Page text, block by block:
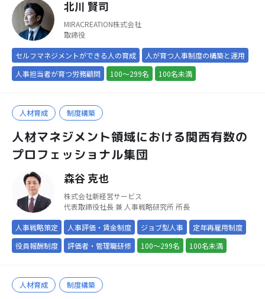
北川 賢司
MIRACREATION株式会社
取締役
セルフマネジメントができる人の育成
人が育つ人事制度の構築と運用
人事担当者が育つ労務顧問
100～299名 100名未満
人材育成 制度構築
人材マネジメント領域における関西有数の
プロフェッショナル集団
森谷 克也
株式会社新経営サービス
代表取締役社長 兼 人事戦略研究所 所長
人事戦略策定 人事評価・賃金制度 ジョブ型人事
定年再雇用制度
役員報酬制度
評価者・管理職研修 100～299名 100名未満
人材育成 制度構築